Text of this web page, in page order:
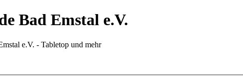
Bad Emstal e.V.
e.V. - Tabletop und mehr